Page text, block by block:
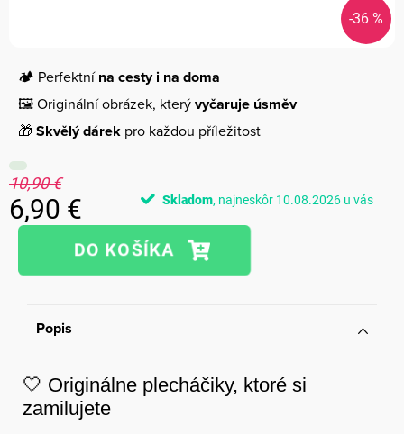
-36 %
🏕️ Perfektnína cesty i na doma
🖼️ Originální obrázek, kterývyčaruje úsměv
🎁 Skvělý dárek pro každou příležitost
10,90 €
6,90 €
Jednotková
Skladom 10.08.2026
Popis
🤍 Originálne plecháčiky, ktoré si
zamilujete